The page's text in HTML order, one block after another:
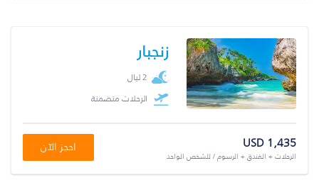
زنجبار
2 ليال
الرحلات متضمنة
USD 1,435
الرحلات + الفندق + الرسوم / للشخص الواحد
احجز الآن